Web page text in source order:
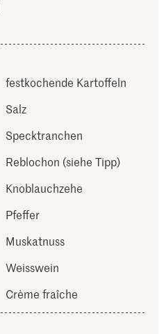
festkochende Kartoffeln
Salz
Specktranchen
Reblochon (siehe Tipp)
Knoblauchzehe
Pfeffer
Muskatnuss
Weisswein
Crème fraîche